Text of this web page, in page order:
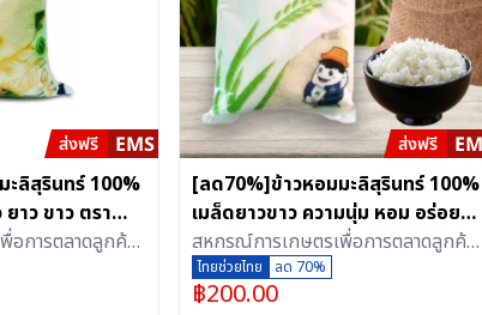
ลิสุรินทร์ 100%
าว ขาว ตรา
กรัม)
อการตลาดลูกค้า
[ลด70%]ข้าวหอมมะลิสุรินทร์ 100%
เมล็ดยาวขาว ความนุ่ม หอม อร่อย
ตรา Arice ขนาด 5 กิโลกรัม
สหกรณ์การเกษตรเพื่อการตลาดลูกค้า
ธ.ก.ส.สุรินทร์ จำกัด
ไทยช่วยไทย ลด 70%
฿200.00